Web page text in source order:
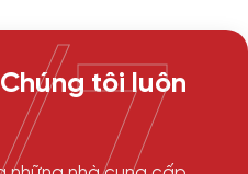
tôi luôn